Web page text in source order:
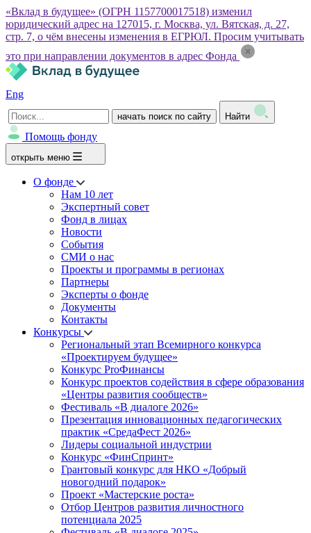
«Вклад в будущее» (ОГРН 1157700017518) изменил
юридический адрес на 127015, г. Москва, ул. Вятская, д. 27,
стр. 7, о чём внесены изменения в ЕГРЮЛ. Просим учитывать
это при направлении документов в адрес Фонда
Eng
начать поиск по сайту Найти
Помощь фонду
открыть меню
О фонде
Нам 10 лет
Экспертный совет
Фонд в лицах
Новости
События
СМИ о нас
Проекты и программы в регионах
Партнеры
Эксперты о фонде
Документы
Контакты
Конкурсы
Региональный этап Всемирного конкурса
«Проектируем будущее»
Конкурс ProФинансы
Конкурс проектов содействия в сфере образования
«Центры развития сообществ»
Фестиваль «В диалоге 2026»
Презентация инновационных педагогических
практик «СредаФест 2026»
Лидеры социальной индустрии
Конкурс «ФинСпринт»
Грантовый конкурс для НКО «Добрый
новогодний подарок»
Проект «Мастерские роста»
Отбор Центров развития личностного
потенциала 2025